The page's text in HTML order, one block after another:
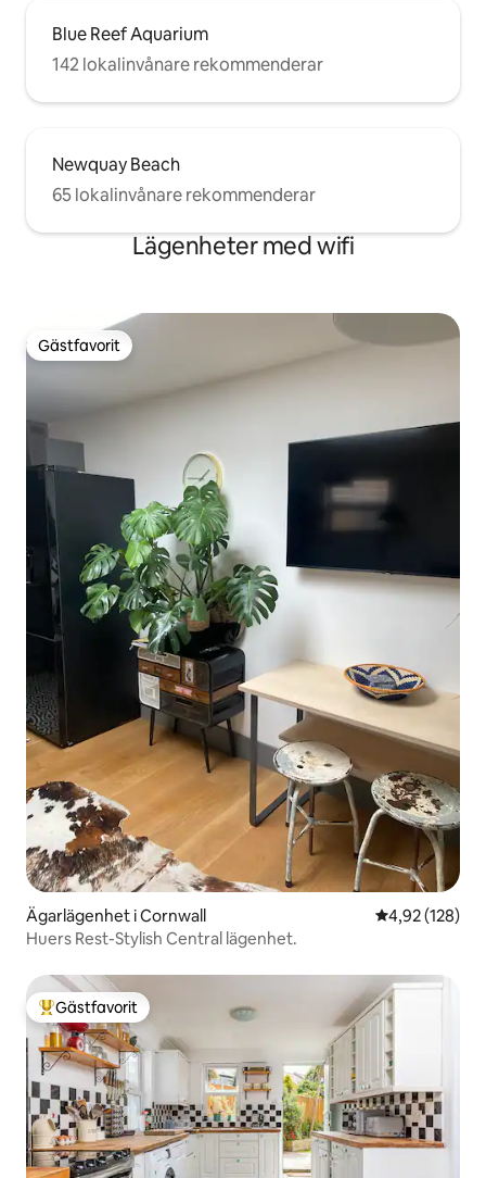
Blue Reef Aquarium
142 lokalinvånare rekommenderar
Newquay Beach
65 lokalinvånare rekommenderar
Lägenheter med wifi
Gästfavorit
Gästfavorit
Ägarlägenhet i Cornwall 4,92 av 5 i
4,92 (128)
Huers Rest-Stylish Central lägenhet.
Populär gästfavorit
Gästfavorit